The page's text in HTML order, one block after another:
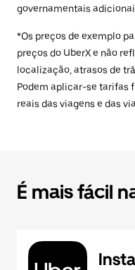
governamentais
*Os preços de exemplo
preços do UberX e não
localização, atrasos de
Podem aplicar-se tarifas
reais das viagens e das
É mais fácil